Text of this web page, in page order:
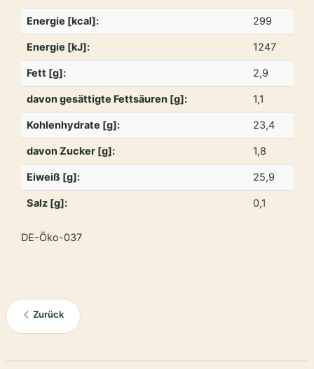
Energie [kcal]: 299
Energie [kJ]: 1247
Fett [g]: 2,9
davon gesättigte Fettsäuren [g]: 1,1
Kohlenhydrate [g]: 23,4
davon Zucker [g]: 1,8
Eiweiß [g]: 25,9
Salz [g]: 0,1
DE-Öko-037
Zurück